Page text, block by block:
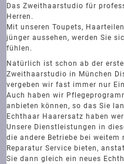
Das Zweithaarstudio für
Herren.
Mit unseren Toupets,
jünger aussehen, werden Sie
fühlen.
Natürlich ist schon ab der
Zweithaarstudio in München
vergeben wir fast immer nur
Auch haben wir
anbieten können, so das Sie
Echthaar Haarersatz haben
Unsere Dienstleistungen in
die andere Betriebe bei
Reparatur Service bieten,
Sie dann gleich ein neues